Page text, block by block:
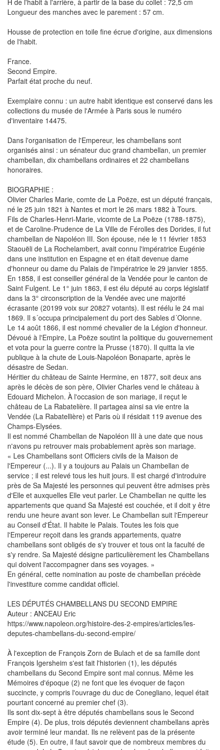
H de l'habit à l'arrière, à partir de la base du collet : 72,5 cm
Longueur des manches avec le parement : 57 cm.
Housse de protection en toile fine écrue d'origine, aux dimensions
de l'habit.
France.
Second Empire.
Parfait état proche du neuf.
Exemplaire connu : un autre habit identique est conservé dans les
collections du musée de l'Armée à Paris sous le numéro
d'inventaire 14475.
Dans l'organisation de l'Empereur, les chambellans sont
organisés ainsi : un sénateur duc grand chambellan, un premier
chambellan, dix chambellans ordinaires et 22 chambellans
honoraires.
BIOGRAPHIE :
Olivier Charles Marie, comte de La Poëze, est un député français,
né le 25 juin 1821 à Nantes et mort le 26 mars 1882 à Tours.
Fils de Charles-Henri-Marie, vicomte de La Poëze (1788-1875),
et de Caroline-Prudence de La Ville de Férolles des Dorides, il fut
chambellan de Napoléon III. Son épouse, née le 11 février 1853
Staouëli de La Rochelambert, avait connu l'impératrice Eugénie
dans une institution en Espagne et en était devenue dame
d'honneur ou dame du Palais de l'impératrice le 29 janvier 1855.
En 1858, il est conseiller général de la Vendée pour le canton de
Saint Fulgent. Le 1° juin 1863, il est élu député au corps législatif
dans la 3° circonscription de la Vendée avec une majorité
écrasante (20199 voix sur 20827 votants). Il est réélu le 24 mai
1869. Il s´occupa principalement du port des Sables d´Olonne.
Le 14 août 1866, il est nommé chevalier de la Légion d'honneur.
Dévoué à l'Empire, La Poëze soutint la politique du gouvernement
et vota pour la guerre contre la Prusse (1870). Il quitta la vie
publique à la chute de Louis-Napoléon Bonaparte, après le
désastre de Sedan.
Héritier du château de Sainte Hermine, en 1877, soit deux ans
après le décès de son père, Olivier Charles vend le château à
Edouard Michelon. À l'occasion de son mariage, il reçut le
château de La Rabatelière. Il partagea ainsi sa vie entre la
Vendée (La Rabatellière) et Paris où il résidait 119 avenue des
Champs-Elysées.
Il est nommé Chambellan de Napoléon III à une date que nous
n'avons pu retrouver mais probablement après son mariage.
« Les Chambellans sont Officiers civils de la Maison de
l'Empereur (...). Il y a toujours au Palais un Chambellan de
service ; il est relevé tous les huit jours. Il est chargé d'introduire
près de Sa Majesté les personnes qui peuvent être admises près
d'Elle et auxquelles Elle veut parler. Le Chambellan ne quitte les
appartements que quand Sa Majesté est couchée, et il doit y être
rendu une heure avant son lever. Le Chambellan suit l'Empereur
au Conseil d'État. Il habite le Palais. Toutes les fois que
l'Empereur reçoit dans les grands appartements, quatre
chambellans sont obligés de s'y trouver et tous ont la faculté de
s'y rendre. Sa Majesté désigne particulièrement les Chambellans
qui doivent l'accompagner dans ses voyages. »
En général, cette nomination au poste de chambellan précède
l'investiture comme candidat officiel.
LES DÉPUTÉS CHAMBELLANS DU SECOND EMPIRE
Auteur : ANCEAU Eric
https://www.napoleon.org/histoire-des-2-empires/articles/les-
deputes-chambellans-du-second-empire/
À l'exception de François Zorn de Bulach et de sa famille dont
François Igersheim s'est fait l'historien (1), les députés
chambellans du Second Empire sont mal connus. Même les
Mémoires d'époque (2) ne font que les évoquer de façon
succincte, y compris l'ouvrage du duc de Conegliano, lequel était
pourtant concerné au premier chef (3).
Ils sont dix-sept à être députés chambellans sous le Second
Empire (4). De plus, trois députés deviennent chambellans après
avoir terminé leur mandat. Ils ne relèvent pas de la présente
étude (5). En outre, il faut savoir que de nombreux membres du